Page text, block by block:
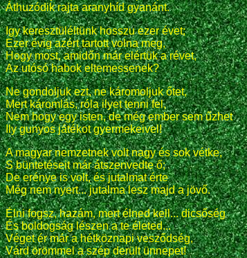
Áthuzódik rajta aranyhíd gyanánt.
Igy keresztüléltünk hosszu ezer évet;
Ezer évig azért tartott volna meg,
Hogy most, amidőn már elértük a révet,
Az utósó habok eltemessenek?
Ne gondoljuk ezt, ne káromoljuk őtet,
Mert káromlás, róla ilyet tenni fel,
Nem hogy egy isten, de még ember sem űzhet
Ily gunyos játékot gyermekeivel!
A magyar nemzetnek volt nagy és sok vétke,
S büntetéseit már átszenvedte ő;
De erénye is volt, és jutalmat érte
Még nem nyert... jutalma lesz majd a jövő.
Élni fogsz, hazám, mert élned kell... dicsőség
És boldogság lészen a te életed...
Véget ér már a hétköznapi vesződség,
Várd örömmel a szép derült ünnepet!